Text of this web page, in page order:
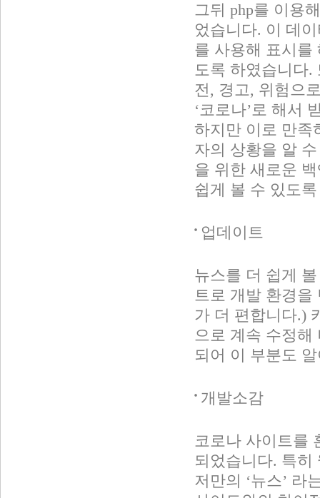
그뒤 php를 이용
었습니다. 이 데
를 사용해 표시를
도록 하였습니다.
전, 경고, 위험으
‘코로나’로 해서
하지만 이로 만족
자의 상황을 알
을 위한 새로운
쉽게 볼 수 있도
업데이트
뉴스를 더 쉽게
트로 개발 환경을
가 더 편합니다.)
으로 계속 수정해
되어 이 부분도
개발소감
코로나 사이트를
되었습니다. 특히
저만의 ‘뉴스’ 라